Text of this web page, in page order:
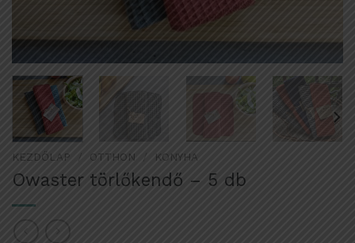
KEZDŐLAP / OTTHON / KONYHA
Owaster törlőkendő – 5 db